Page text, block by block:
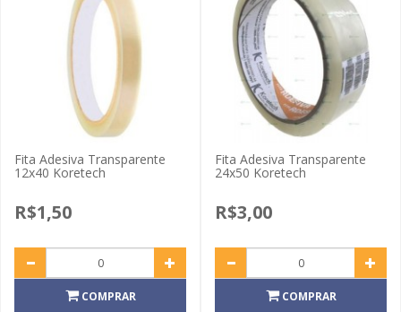
Fita Adesiva Transparente
12x40 Koretech
R$1,50
COMPRAR
Fita Adesiva Transparente
24x50 Koretech
R$3,00
COMPRAR